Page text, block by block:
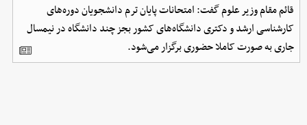
قائم مقام وزیر علوم گفت: امتحانات پایان ترم دانشجویان دوره‌های
کارشناسی ارشد و دکتری دانشگاه‌های کشور بجز چند دانشگاه در نیمسال
جاری به صورت کاملا حضوری برگزار می‌شود.